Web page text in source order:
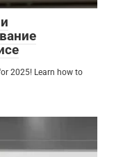
2025! Learn how to